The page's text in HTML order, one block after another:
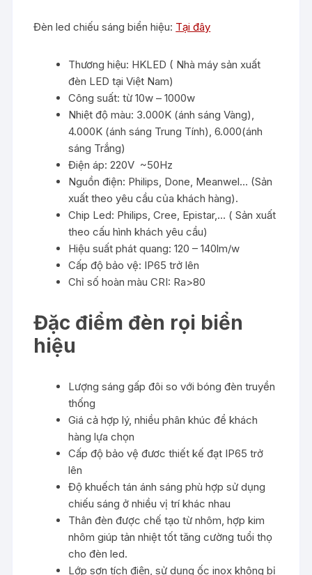
Đèn led chiếu sáng biển hiệu: Tại đây
Thương hiệu: HKLED ( Nhà máy sản xuất
đèn LED tại Việt Nam)
Công suất: từ 10w – 1000w
Nhiệt độ màu: 3.000K (ánh sáng Vàng),
4.000K (ánh sáng Trung Tính), 6.000(ánh
sáng Trắng)
Điện áp: 220V ~50Hz
Nguồn điện: Philips, Done, Meanwel… (Sản
xuất theo yêu cầu của khách hàng).
Chip Led: Philips, Cree, Epistar,… ( Sản xuất
theo cấu hình khách yêu cầu)
Hiệu suất phát quang: 120 – 140lm/w
Cấp độ bảo vệ: IP65 trở lên
Chỉ số hoàn màu CRI: Ra>80
Đặc điểm đèn rọi biển
hiệu
Lượng sáng gấp đôi so với bóng đèn truyền
thống
Giá cả hợp lý, nhiều phân khúc để khách
hàng lựa chọn
Cấp độ bảo vệ đươc thiết kế đạt IP65 trở
lên
Độ khuếch tán ánh sáng phù hợp sử dụng
chiếu sáng ở nhiều vị trí khác nhau
Thân đèn được chế tạo từ nhôm, hợp kim
nhôm giúp tản nhiệt tốt tăng cường tuổi thọ
cho đèn led.
Lớp sơn tích điện, sử dụng ốc inox không bị